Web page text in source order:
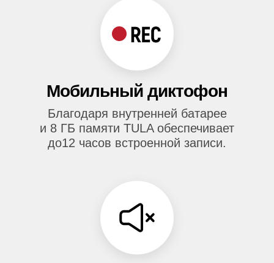
Мобильный диктофон
Благодаря внутренней батарее
и 8 ГБ памяти TULA обеспечивает
до12 часов встроенной записи.